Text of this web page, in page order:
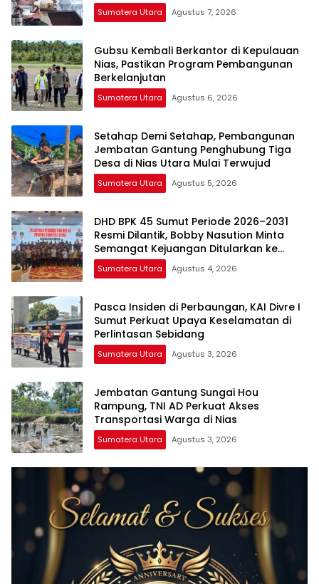
Sumatera Utara Agustus 7, 2026
Gubsu Kembali Berkantor di Kepulauan
Nias, Pastikan Program Pembangunan
Berkelanjutan
Sumatera Utara Agustus 6, 2026
Setahap Demi Setahap, Pembangunan
Jembatan Gantung Penghubung Tiga
Desa di Nias Utara Mulai Terwujud
Sumatera Utara Agustus 5, 2026
DHD BPK 45 Sumut Periode 2026–2031
Resmi Dilantik, Bobby Nasution Minta
Semangat Kejuangan Ditularkan ke
Generasi Muda
Sumatera Utara Agustus 4, 2026
Pasca Insiden di Perbaungan, KAI Divre I
Sumut Perkuat Upaya Keselamatan di
Perlintasan Sebidang
Sumatera Utara Agustus 3, 2026
Jembatan Gantung Sungai Hou
Rampung, TNI AD Perkuat Akses
Transportasi Warga di Nias
Sumatera Utara Agustus 3, 2026